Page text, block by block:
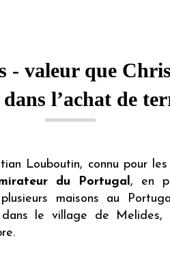
- valeur que
dans l’achat de
Louboutin, connu pour
du Portugal, en
maisons au
le village de Melides,